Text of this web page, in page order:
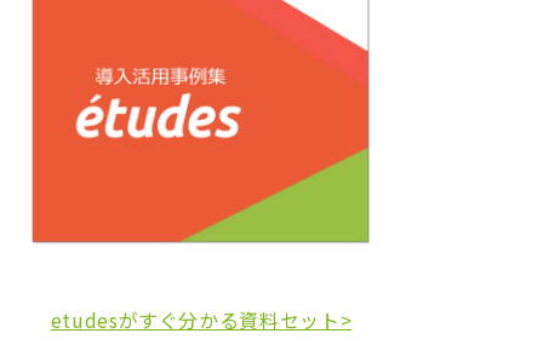
etudesがすぐ分かる資料セット>